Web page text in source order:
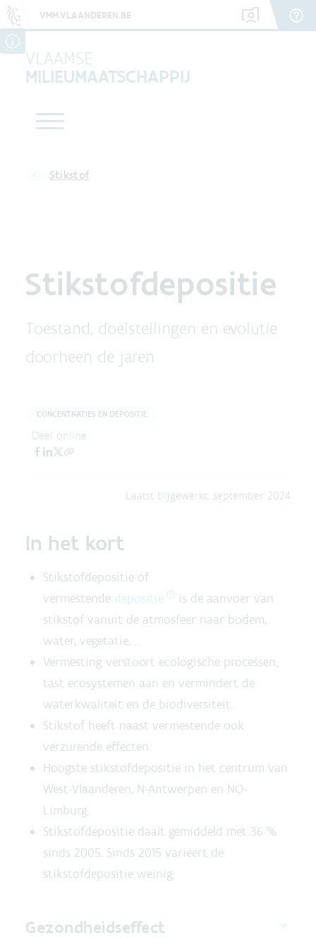
VMM.VLAANDEREN.BE
VLAAMSE
MILIEUMAATSCHAPPIJ
Stikstof
Stikstofdepositie
Toestand, doelstellingen en evolutie
doorheen de jaren
CONCENTRATIES EN DEPOSITIE
Deel online
Laatst bijgewerkt: september 2024
In het kort
Stikstofdepositie of
vermestende depositie
is de aanvoer van
stikstof vanuit de atmosfeer naar bodem,
water, vegetatie, …
Vermesting verstoort ecologische processen,
tast ecosystemen aan en vermindert de
waterkwaliteit en de biodiversiteit.
Stikstof heeft naast vermestende ook
verzurende effecten.
Hoogste stikstofdepositie in het centrum van
West-Vlaanderen, N-Antwerpen en NO-
Limburg.
Stikstofdepositie daalt gemiddeld met 36 %
sinds 2005. Sinds 2015 varieert de
stikstofdepositie weinig.
Gezondheidseffect